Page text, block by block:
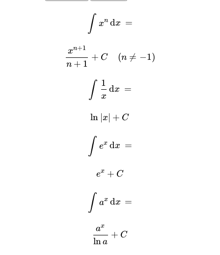
∫ xn dx =
n + 1
xn+1
+ C (n 
= −1)
∫ x
1
dx =
ln x + C
∫ ex dx =
ex + C
∫ ax dx =
lna
ax
+ C